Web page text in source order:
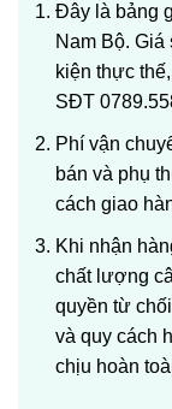
Đây là bảng
Nam Bộ. Giá
kiện thực
SĐT
Phí vận
bán và phụ
cách giao
Khi nhận
chất lượng
quyền từ
và quy cách
chịu hoàn